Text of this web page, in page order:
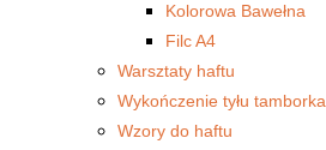
Kolorowa Bawełna
Filc A4
Warsztaty haftu
Wykończenie tyłu tamborka
Wzory do haftu